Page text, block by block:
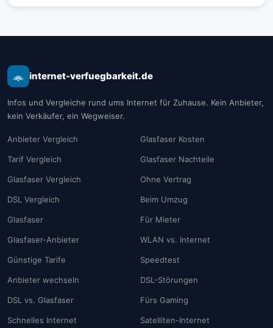
internet-verfuegbarkeit.de
Infos und Vergleiche rund ums Internet für Zuhause. Kein Anbieter,
kein Verkäufer, ein Wegweiser.
Anbieter Vergleich
Tarif Vergleich
Glasfaser Vergleich
DSL Vergleich
Glasfaser
Glasfaser-Anbieter
Günstige Tarife
Anbieter wechseln
DSL vs. Glasfaser
Schnelles Internet
Glasfaser Kosten
Glasfaser Nachteile
Ohne Vertrag
Beim Umzug
Für Mieter
WLAN vs. Internet
Speedtest
DSL-Störungen
Fürs Gaming
Satelliten-Internet